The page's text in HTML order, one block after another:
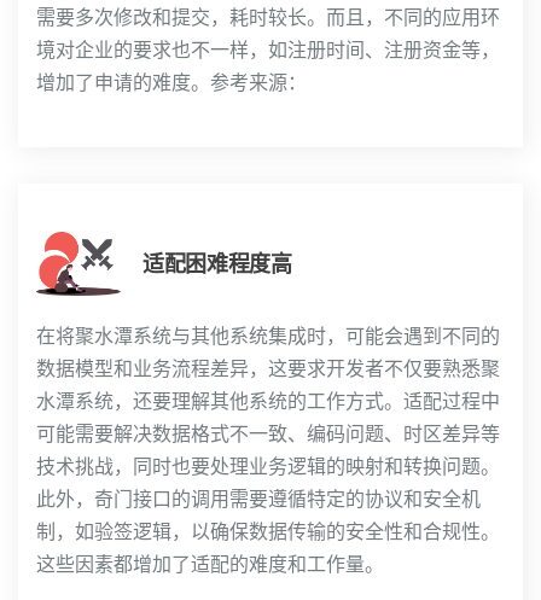
需要多次修改和提交，耗时较长。而且，不同的应用环
境对企业的要求也不一样，如注册时间、注册资金等，
增加了申请的难度。参考来源：
适配困难程度高
在将聚水潭系统与其他系统集成时，可能会遇到不同的
数据模型和业务流程差异，这要求开发者不仅要熟悉聚
水潭系统，还要理解其他系统的工作方式。适配过程中
可能需要解决数据格式不一致、编码问题、时区差异等
技术挑战，同时也要处理业务逻辑的映射和转换问题。
此外，奇门接口的调用需要遵循特定的协议和安全机
制，如验签逻辑，以确保数据传输的安全性和合规性。
这些因素都增加了适配的难度和工作量。